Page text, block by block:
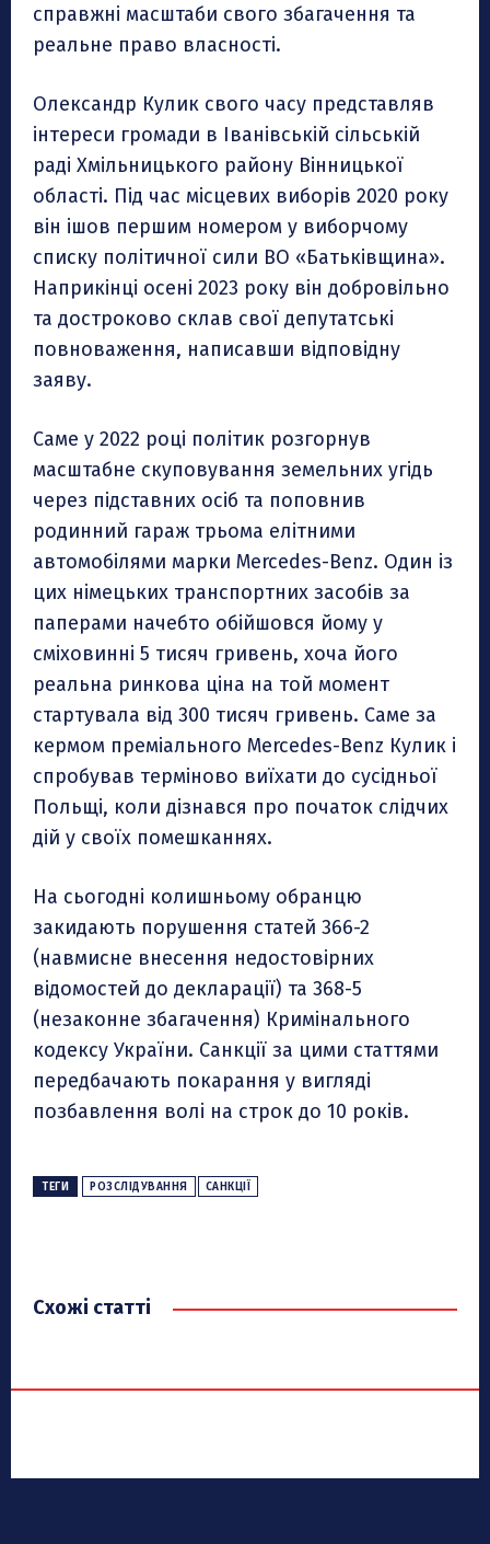
справжні масштаби свого збагачення та
реальне право власності.
Олександр Кулик свого часу представляв
інтереси громади в Іванівській сільській
раді Хмільницького району Вінницької
області. Під час місцевих виборів 2020 року
він ішов першим номером у виборчому
списку політичної сили ВО «Батьківщина».
Наприкінці осені 2023 року він добровільно
та достроково склав свої депутатські
повноваження, написавши відповідну
заяву.
Саме у 2022 році політик розгорнув
масштабне скуповування земельних угідь
через підставних осіб та поповнив
родинний гараж трьома елітними
автомобілями марки Mercedes-Benz. Один із
цих німецьких транспортних засобів за
паперами начебто обійшовся йому у
сміховинні 5 тисяч гривень, хоча його
реальна ринкова ціна на той момент
стартувала від 300 тисяч гривень. Саме за
кермом преміального Mercedes-Benz Кулик і
спробував терміново виїхати до сусідньої
Польщі, коли дізнався про початок слідчих
дій у своїх помешканнях.
На сьогодні колишньому обранцю
закидають порушення статей 366-2
(навмисне внесення недостовірних
відомостей до декларації) та 368-5
(незаконне збагачення) Кримінального
кодексу України. Санкції за цими статтями
передбачають покарання у вигляді
позбавлення волі на строк до 10 років.
ТЕГИ РОЗСЛІДУВАННЯ САНКЦІЇ
Схожі статті